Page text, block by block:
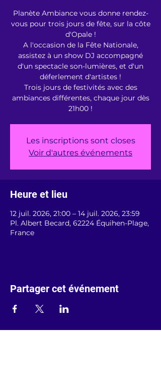
Planète Ambiance vous donne rendez-
vous pour trois jours de fête, sur la côte
d'Opale !
A l'occasion de la Fête Nationale,
assistez à un show DJ accompagné
d'un spectacle son-lumières, et d'un
déferlement d'artistes !
Trois jours de festivités avec des
ambiances différentes, chaque jour dès
21h00 !
Les inscriptions sont closes
Voir d'autres événements
Heure et lieu
12 juil. 2026, 21:00 – 14 juil. 2026, 23:59
Pl. Albert Becard, 62224 Équihen-Plage,
France
Partager cet événement